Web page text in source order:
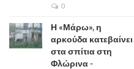
0
Η «Μάρω», η
αρκούδα κατεβαίνει
στα σπίτια στη
Φλώρινα -